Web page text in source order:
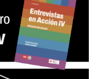
un genocidio»